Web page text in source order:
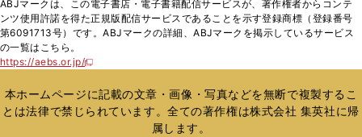
く
ド
ウ
で
ィ
ン
ド
開
く
ABJマークは、この電子書店・電子書籍配信サービスが、著作権者からコンテ
ンツ使用許諾を得た正規版配信サービスであることを示す登録商標（登録番号
第6091713号）です。ABJマークの詳細、ABJマークを掲示しているサービス
の一覧はこちら。
https://aebs.or.jp/
新
い
ウ
ィ
本ホームページに記載の文章・画像・写真などを無断で複製するこ
とは法律で禁じられています。全ての著作権は株式会社 集英社に帰
属します。